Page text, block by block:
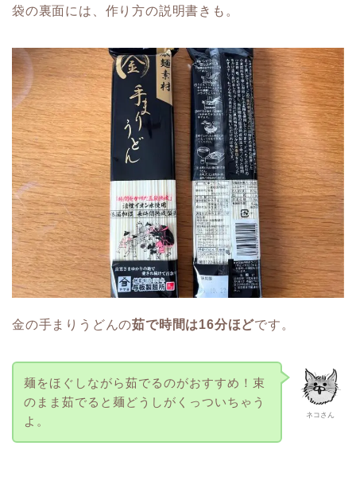
袋の裏面には、作り方の説明書きも。
金の手まりうどんの茹で時間は16分ほどです。
ネコさん
麺をほぐしながら茹でるのがおすすめ！束
のまま茹でると麺どうしがくっついちゃう
よ。